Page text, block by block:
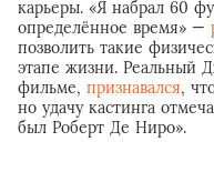
карьеры. «Я набрал 60
определённое время» —
позволить такие
этапе жизни. Реальный
фильме, признавался,
но удачу кастинга
был Роберт Де Ниро».